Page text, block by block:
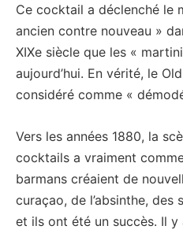
Ce cocktail a déclenché le
ancien contre nouveau »
XIXe siècle que les «
aujourd’hui. En vérité, le
considéré comme «
Vers les années 1880, la
cocktails a vraiment
barmans créaient de
curaçao, de l’absinthe,
et ils ont été un succès. Il y